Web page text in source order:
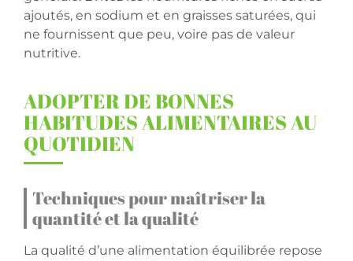
ajoutés, en sodium et en graisses saturées, qui
ne fournissent que peu, voire pas de valeur
nutritive.
ADOPTER DE BONNES
HABITUDES ALIMENTAIRES AU
QUOTIDIEN
Techniques pour maîtriser la
quantité et la qualité
La qualité d’une alimentation équilibrée repose